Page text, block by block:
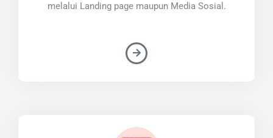
melalui Landing page maupun Media Sosial.